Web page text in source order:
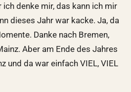
denke mir, das kann ich mir
dieses Jahr war kacke. Ja, da
Danke nach Bremen,
Aber am Ende des Jahres
und da war einfach VIEL, VIEL